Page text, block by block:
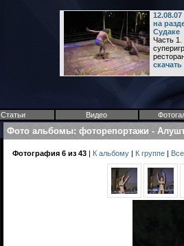
на
Судаке
Часть 1.
Статьи Видео
Фото альбомы: фоторепортажи -
Фотография 6 из 43 | К альбому | К группе |